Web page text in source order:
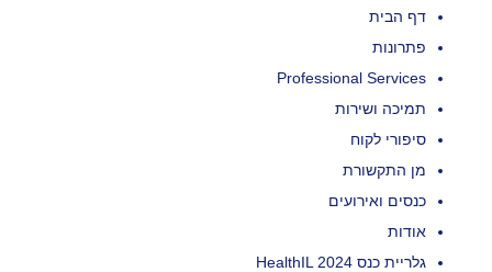
דף הבית
פתרונות
Professional Services
תמיכה ושירות
סיפורי לקוח
מן התקשורת
כנסים ואירועים
אודות
גלריית כנס HealthIL 2024